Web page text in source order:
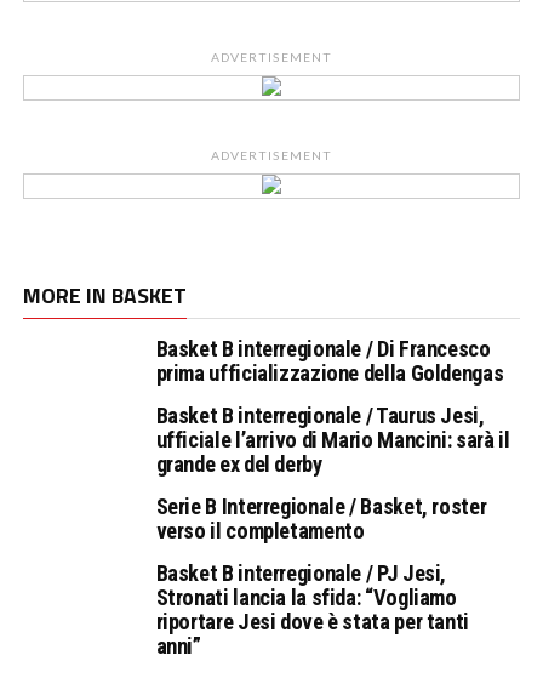
ADVERTISEMENT
ADVERTISEMENT
MORE IN BASKET
Basket B interregionale / Di Francesco
prima ufficializzazione della Goldengas
Basket B interregionale / Taurus Jesi,
ufficiale l’arrivo di Mario Mancini: sarà il
grande ex del derby
Serie B Interregionale / Basket, roster
verso il completamento
Basket B interregionale / PJ Jesi,
Stronati lancia la sfida: “Vogliamo
riportare Jesi dove è stata per tanti
anni”